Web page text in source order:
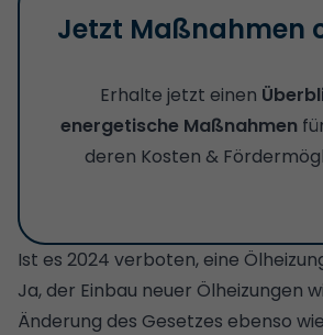
Jetzt Maßnahmen
Erhalte jetzt einen
energetische Maßnahmen
deren Kosten &
Ist es 2024 verboten, eine
Ja, der Einbau neuer Ölheizungen
Änderung des Gesetzes ebenso